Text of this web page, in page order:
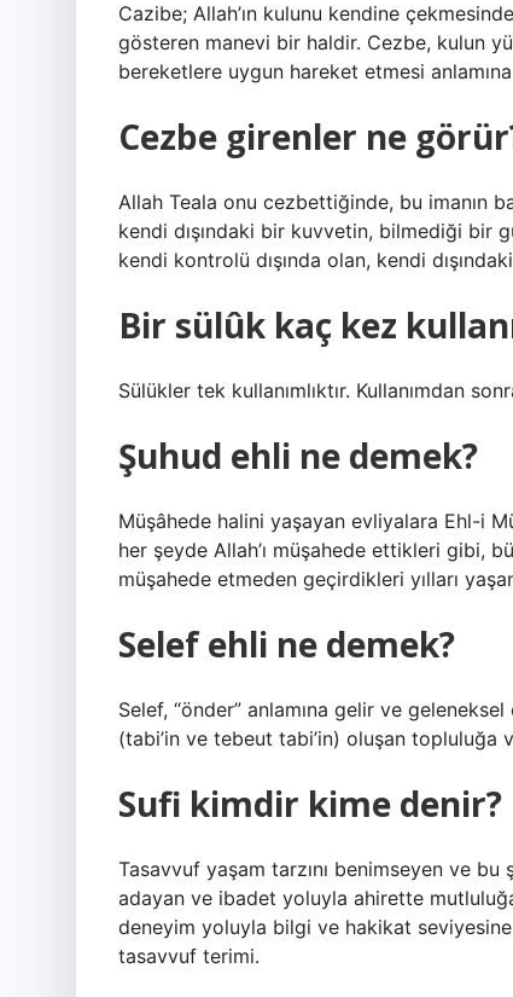
Cazibe; Allah’ın kulunu kendine
gösteren manevi bir haldir. Cezbe, kulun
bereketlere uygun hareket etmesi
Cezbe girenler ne
Allah Teala onu cezbettiğinde, bu imanın
kendi dışındaki bir kuvvetin, bilmediği bir
kendi kontrolü dışında olan, kendi
Bir sülûk kaç kez
Sülükler tek kullanımlıktır. Kullanımdan
Şuhud ehli ne demek?
Müşâhede halini yaşayan evliyalara Ehl-i
her şeyde Allah’ı müşahede ettikleri gibi,
müşahede etmeden geçirdikleri yılları
Selef ehli ne demek?
Selef, “önder” anlamına gelir ve
(tabi’in ve tebeut tabi’in) oluşan topluluğa
Sufi kimdir kime denir?
Tasavvuf yaşam tarzını benimseyen ve bu
adayan ve ibadet yoluyla ahirette
deneyim yoluyla bilgi ve hakikat seviyesine
tasavvuf terimi.